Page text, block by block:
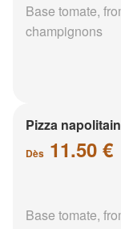
Base tomate,
champignons
Pizza
Dès 11.50 €
Base tomate,